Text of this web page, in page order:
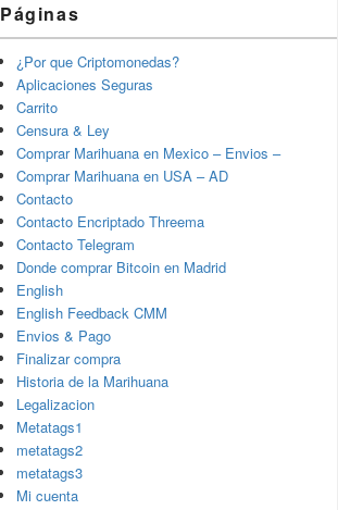
Páginas
¿Por que Criptomonedas?
Aplicaciones Seguras
Carrito
Censura & Ley
Comprar Marihuana en Mexico – Envios –
Comprar Marihuana en USA – AD
Contacto
Contacto Encriptado Threema
Contacto Telegram
Donde comprar Bitcoin en Madrid
English
English Feedback CMM
Envios & Pago
Finalizar compra
Historia de la Marihuana
Legalizacion
Metatags1
metatags2
metatags3
Mi cuenta